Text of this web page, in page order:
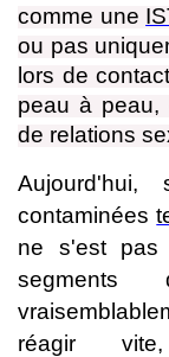
comme une
ou pas
lors de
peau à peau,
de relations
contaminées
ne s'est pas
réagir